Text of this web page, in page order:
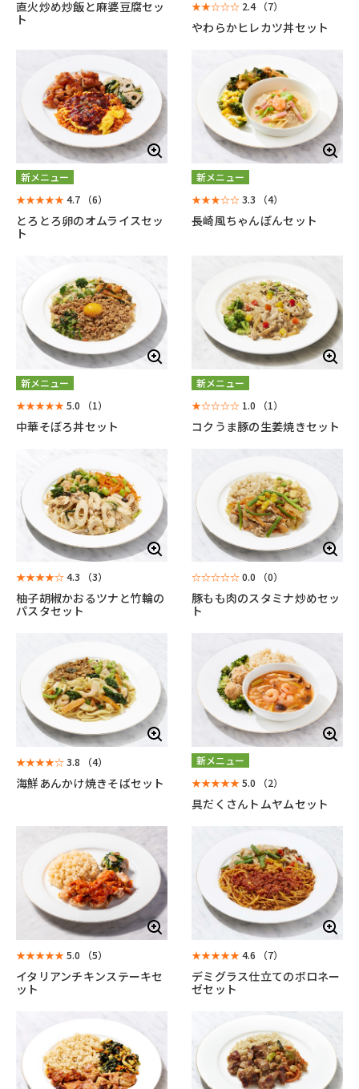
直火炒め炒飯と麻婆豆腐セッ
ト
★★☆☆☆ 2.4 （7）
やわらかヒレカツ丼セット
新メニュー
★★★★★4.7 （6）
とろとろ卵のオムライスセッ
ト
新メニュー
★★★☆☆3.3 （4）
長崎風ちゃんぽんセット
新メニュー
★★★★★5.0 （1）
中華そぼろ丼セット
新メニュー
★☆☆☆☆ 1.0 （1）
コクうま豚の生姜焼きセット
★★★★☆4.3 （3）
柚子胡椒かおるツナと竹輪の
パスタセット
☆☆☆☆☆0.0 （0）
豚もも肉のスタミナ炒めセッ
ト
★★★★☆3.8 （4）
海鮮あんかけ焼きそばセット
新メニュー
★★★★★5.0 （2）
具だくさんトムヤムセット
★★★★★5.0 （5）
イタリアンチキンステーキセ
ット
★★★★★4.6 （7）
デミグラス仕立てのボロネー
ゼセット